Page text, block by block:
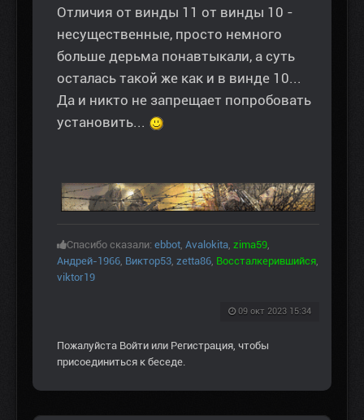
Отличия от винды 11 от винды 10 -
несущественные, просто немного
больше дерьма понавтыкали, а суть
осталась такой же как и в винде 10...
Да и никто не запрещает попробовать
установить...
Спасибо сказали: ebbot, Avalokita, zima59,
Андрей-1966, Виктор53, zetta86, Воссталкерившийся,
viktor19
09 окт 2023 15:34
Пожалуйста Войти или Регистрация, чтобы
присоединиться к беседе.